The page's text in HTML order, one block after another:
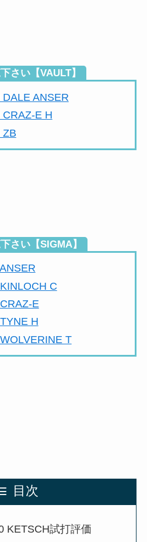
さい【VAULT】
ANSER
CRAZ-E H
ZB
さい【SIGMA】
C
E
H
T
目次
KETSCH試打評価